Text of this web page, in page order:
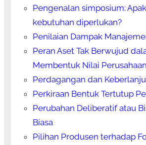
Pengenalan simposium:
kebutuhan diperlukan?
Penilaian Dampak
Peran Aset Tak Berwujud
Membentuk Nilai Perusahaan
Perdagangan dan
Perkiraan Bentuk Tertutup
Perubahan Deliberatif atau
Biasa
Pilihan Produsen terhadap